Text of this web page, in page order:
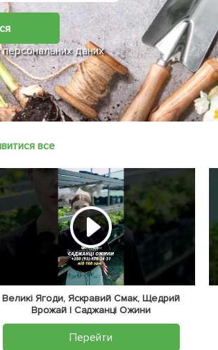
даних
все
Великі Ягоди, Яскравий Смак, Щедрий
Врожай | Саджанці Ожини
Перейти